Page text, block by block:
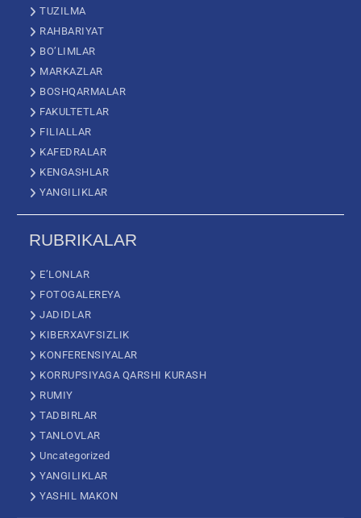
TUZILMA
RAHBARIYAT
BO’LIMLAR
MARKAZLAR
BOSHQARMALAR
FAKULTETLAR
FILIALLAR
KAFEDRALAR
KENGASHLAR
YANGILIKLAR
RUBRIKALAR
E’LONLAR
FOTOGALEREYA
JADIDLAR
KIBERXAVFSIZLIK
KONFERENSIYALAR
KORRUPSIYAGA QARSHI KURASH
RUMIY
TADBIRLAR
TANLOVLAR
Uncategorized
YANGILIKLAR
YASHIL MAKON